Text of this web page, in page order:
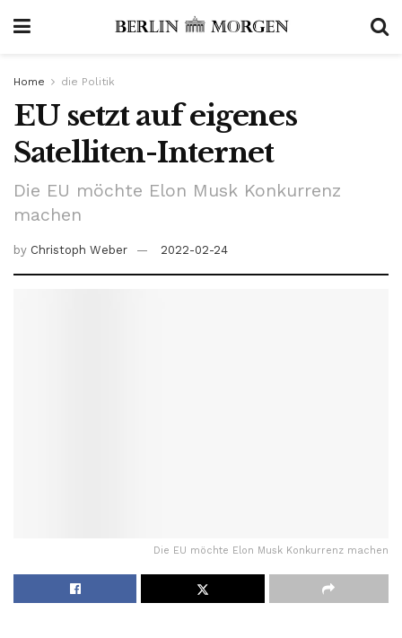
Home die Politik
EU setzt auf eigenes
Satelliten-Internet
Die EU möchte Elon Musk Konkurrenz
machen
by Christoph Weber 2022-02-24
Die EU möchte Elon Musk Konkurrenz machen